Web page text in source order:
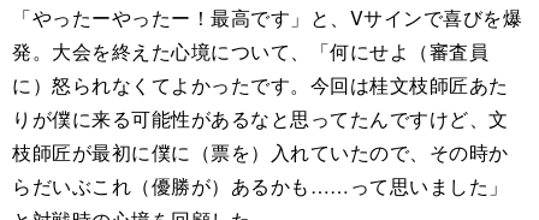
「やったーやったー！最高です」と、Vサインで喜びを爆
発。大会を終えた心境について、「何にせよ（審査員
に）怒られなくてよかったです。今回は桂文枝師匠あた
りが僕に来る可能性があるなと思ってたんですけど、文
枝師匠が最初に僕に（票を）入れていたので、その時か
らだいぶこれ（優勝が）あるかも……って思いました」